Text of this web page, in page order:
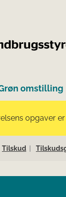
omstilling
opgaver
Tilskud